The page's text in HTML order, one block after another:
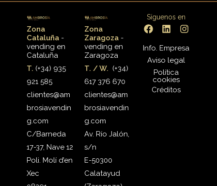
Zona
Cataluña-
vending en
Cataluña
T. (+34) 935
921 585
clientes@am
brosiavendin
g.com
C/Barneda
17-37, Nave 12
Poli. Molí d’en
Xec
Zona
Zaragoza -
vending en
Zaragoza
T. / W. (+34)
617 376 670
clientes@am
brosiavendin
g.com
Av. Río Jalón,
s/n
E-50300
Calatayud
Síguenos en
Info. Empresa
Aviso legal
Política
cookies
Créditos